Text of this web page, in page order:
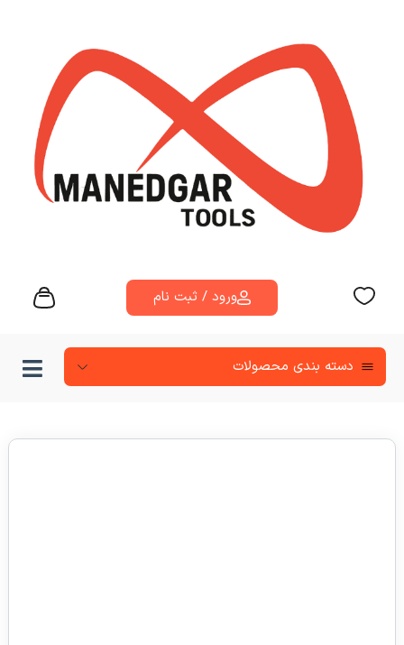
ورود / ثبت نام
دسته‌ بندی محصولات